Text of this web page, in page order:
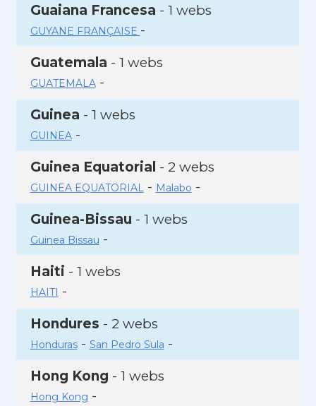
Guaiana Francesa - 1 webs
GUYANE FRANÇAISE -
Guatemala - 1 webs
GUATEMALA-
Guinea - 1 webs
GUINEA-
Guinea Equatorial - 2 webs
GUINEA EQUATORIAL- Malabo -
Guinea-Bissau - 1 webs
Guinea Bissau -
Haiti - 1 webs
HAITI -
Hondures - 2 webs
Honduras- San Pedro Sula -
Hong Kong - 1 webs
Hong Kong -